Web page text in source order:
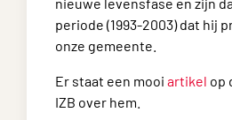
periode (1993-2003) dat hij
onze gemeente.
Er staat een mooi artikel op
IZB over hem.